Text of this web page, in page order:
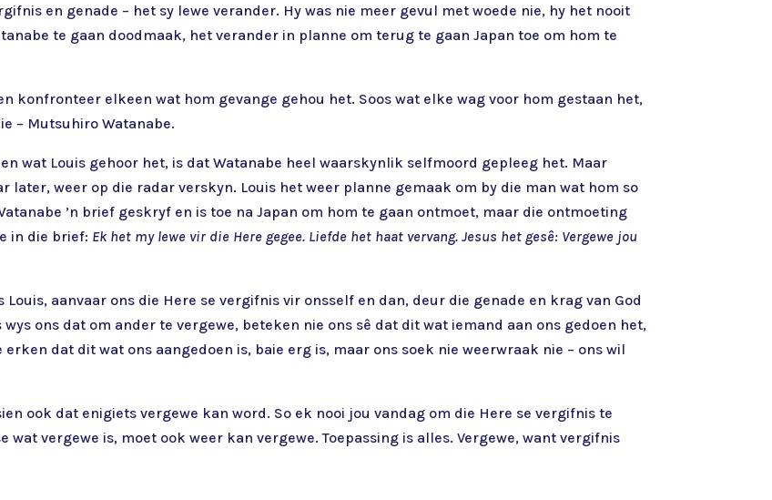
en genade – het sy lewe verander. Hy was nie meer gevul met woede nie, hy het nooit
te gaan doodmaak, het verander in planne om terug te gaan Japan toe om hom te
konfronteer elkeen wat hom gevange gehou het. Soos wat elke wag voor hom gestaan het,
– Mutsuhiro Watanabe.
wat Louis gehoor het, is dat Watanabe heel waarskynlik selfmoord gepleeg het. Maar
later, weer op die radar verskyn. Louis het weer planne gemaak om by die man wat hom so
’n brief geskryf en is toe na Japan om hom te gaan ontmoet, maar die ontmoeting
in die brief: Ek het my lewe vir die Here gegee. Liefde het haat vervang. Jesus het gesê: Vergewe jou
aanvaar ons die Here se vergifnis vir onsself en dan, deur die genade en krag van God
ons dat om ander te vergewe, beteken nie ons sê dat dit wat iemand aan ons gedoen het,
dat dit wat ons aangedoen is, baie erg is, maar ons soek nie weerwraak nie – ons wil
ook dat enigiets vergewe kan word. So ek nooi jou vandag om die Here se vergifnis te
wat vergewe is, moet ook weer kan vergewe. Toepassing is alles. Vergewe, want vergifnis